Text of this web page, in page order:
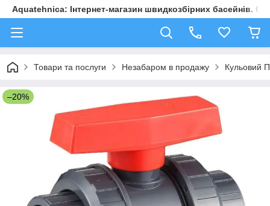
Aquatehnica: Інтернет-магазин швидкозбірних басейнів.
Товари та послуги Незабаром в продажу Кульовий
–20%